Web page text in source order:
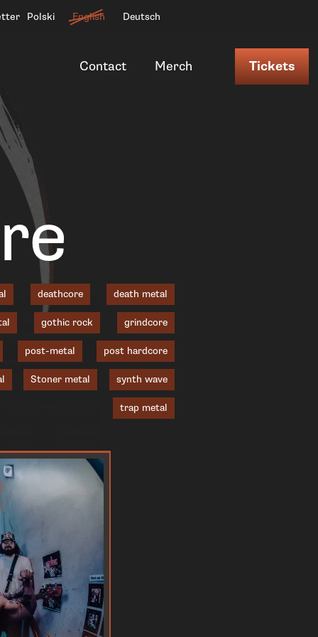
Polski English Deutsch
Contact Merch Tickets
deathcore death metal
gothic rock grindcore
post-metal post hardcore
Stoner metal synth wave
trap metal